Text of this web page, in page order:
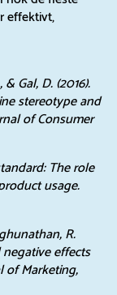
effektivt,
& Gal, D. (2016).
stereotype and
of Consumer
The role
usage.
R.
effects
of Marketing,